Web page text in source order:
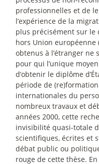
professionnelles et de
l’expérience de la
plus précisément sur le
hors Union européenne
obtenus à l’étranger ne
pour qui l’unique
d’obtenir le diplôme
période de
internationales du
nombreux travaux et
années 2000, cette
invisibilité quasi-totale
scientifiques, écrites et
débat public ou
rouge de cette thèse.